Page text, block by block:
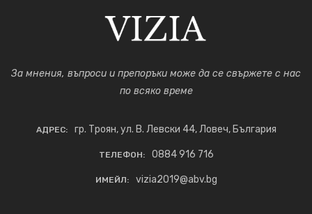
За мнения, въпроси и препоръки може да се свържете с нас
по всяко време
АДРЕС: гр. Троян, ул. В. Левски 44, Ловеч, България
ТЕЛЕФОН: 0884 916 716
ИМЕЙЛ: vizia2019@abv.bg